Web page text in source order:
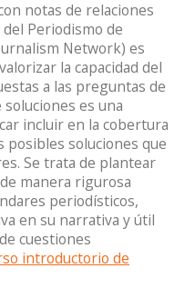
notas de relaciones
del Periodismo de
Network) es
la capacidad del
a las preguntas de
soluciones es una
incluir en la cobertura
posibles soluciones que
Se trata de plantear
manera rigurosa
periodísticos,
en su narrativa y útil
cuestiones
introductorio de